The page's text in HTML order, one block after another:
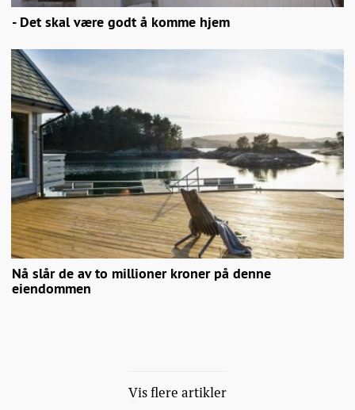
- Det skal være godt å komme hjem
Nå slår de av to millioner kroner på denne
eiendommen
Vis flere artikler